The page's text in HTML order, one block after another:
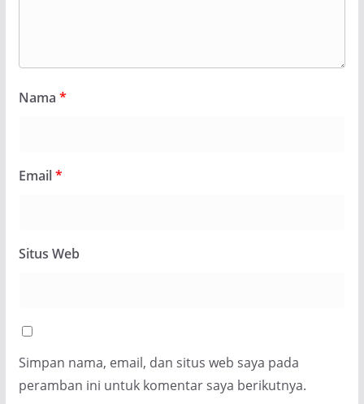
Nama *
Email*
Situs Web
Simpan nama, email, dan situs web saya pada
peramban ini untuk komentar saya berikutnya.